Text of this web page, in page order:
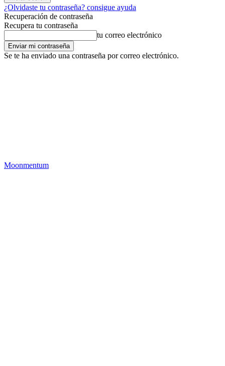
¿Olvidaste tu contraseña? consigue ayuda
Recuperación de contraseña
Recupera tu contraseña
tu correo electrónico
Se te ha enviado una contraseña por correo electrónico.
Moonmentum